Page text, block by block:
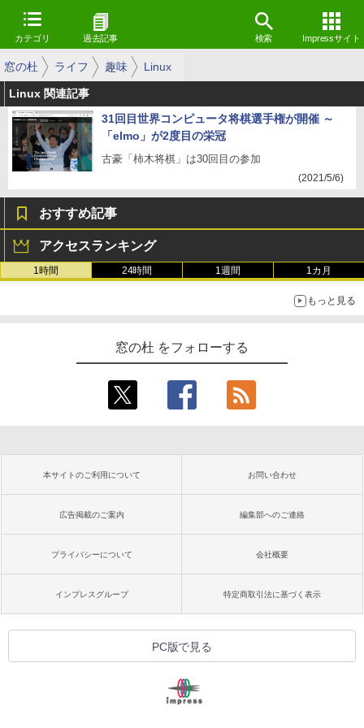
カテゴリ 過去記事 検索 Impressサイト
窓の杜 ライフ 趣味 Linux
Linux 関連記事
31回目世界コンピュータ将棋選手権が開催 ～
「elmo」が2度目の栄冠
古豪「柿木将棋」は30回目の参加
(2021/5/6)
おすすめ記事
アクセスランキング
1時間 24時間 1週間 1カ月
もっと見る
窓の杜 をフォローする
本サイトのご利用について お問い合わせ
広告掲載のご案内 編集部へのご連絡
プライバシーについて 会社概要
インプレスグループ 特定商取引法に基づく表示
PC版で見る